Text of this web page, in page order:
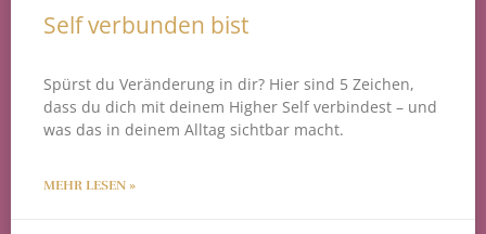
Self verbunden bist
Spürst du Veränderung in dir? Hier sind 5 Zeichen,
dass du dich mit deinem Higher Self verbindest – und
was das in deinem Alltag sichtbar macht.
MEHR LESEN »